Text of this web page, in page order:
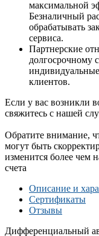
максимальной
Безналичный
обрабатывать
сервиса.
Партнерские
долгосрочному
клиентов.
Если у вас возникли
свяжитесь с нашей
Обратите внимание,
могут быть
изменится более чем
счета
Описание и
Сертификаты
Отзывы
Дифференциальный